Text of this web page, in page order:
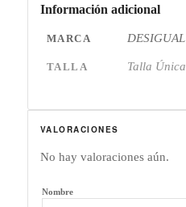
Información adicional
MARCA DESIGUAL
TALLA Talla Única
VALORACIONES
No hay valoraciones aún.
Nombre